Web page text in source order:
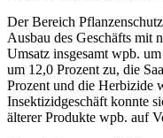
Der Bereich
Ausbau des Geschäfts mit
Umsatz insgesamt wpb.
um 12,0 Prozent zu, die
Prozent und die Herbizide
Insektizidgeschäft konnte
älterer Produkte wpb. auf